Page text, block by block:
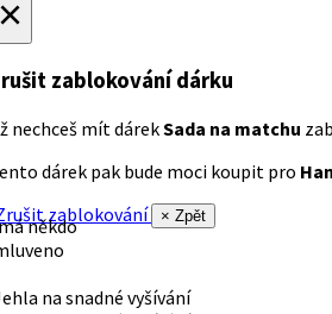
zablokování dárku
nechceš mít dárekSada na matchu
dárek pak bude moci koupit pro
zablokování
× Zpět
někdo